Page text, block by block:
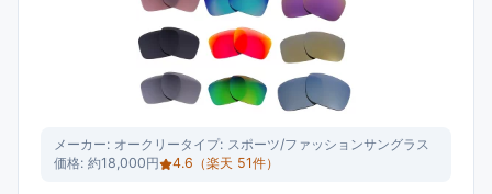
メーカー: オークリータイプ: スポーツ/ファッションサングラス
価格: 約18,000円 4.6 （楽天 51件）